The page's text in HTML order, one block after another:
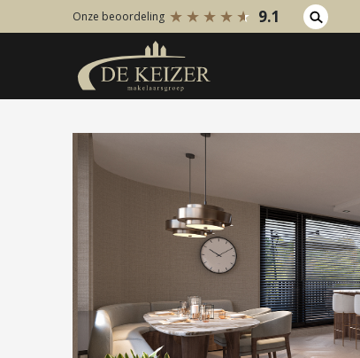
Koopaanbod
Bestaande bouw
Onze beoordeling 9.1